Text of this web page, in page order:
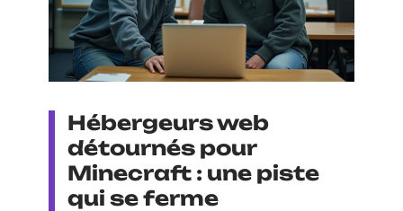
Hébergeurs web
détournés pour
Minecraft : une piste
qui se ferme